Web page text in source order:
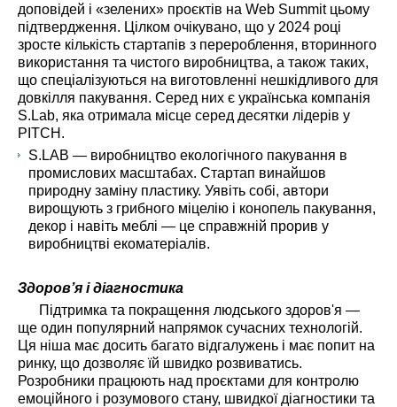
доповідей і «зелених» проєктів на Web Summit цьому
підтвердження. Цілком очікувано, що у 2024 році
зросте кількість стартапів з перероблення, вторинного
використання та чистого виробництва, а також таких,
що спеціалізуються на виготовленні нешкідливого для
довкілля пакування. Серед них є українська компанія
S.Lab, яка отримала місце серед десятки лідерів у
PITCH.
S.LAB — виробництво екологічного пакування в
промислових масштабах. Стартап винайшов
природну заміну пластику. Уявіть собі, автори
вирощують з грибного міцелію і конопель пакування,
декор і навіть меблі — це справжній прорив у
виробництві екоматеріалів.
Здоров’я і діагностика
Підтримка та покращення людського здоров'я —
ще один популярний напрямок сучасних технологій.
Ця ніша має досить багато відгалужень і має попит на
ринку, що дозволяє їй швидко розвиватись.
Розробники працюють над проєктами для контролю
емоційного і розумового стану, швидкої діагностики та